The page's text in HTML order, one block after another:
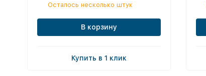
Осталось несколько штук
В корзину
Купить в 1 клик